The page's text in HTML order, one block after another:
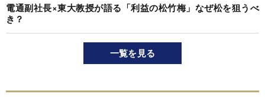
電通副社長×東大教授が語る「利益の松竹梅」なぜ松を狙うべ
き？
一覧を見る